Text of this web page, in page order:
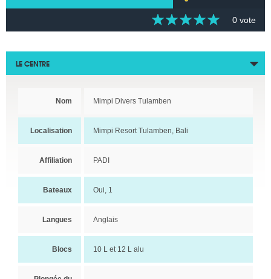
0 vote
LE CENTRE
Nom Mimpi Divers Tulamben
Localisation Mimpi Resort Tulamben, Bali
Affiliation PADI
Bateaux Oui, 1
Langues Anglais
Blocs 10 L et 12 L alu